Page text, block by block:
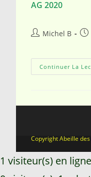
AG 2020
Michel B
Continuer La
Copyright Abeille
1 visiteur(s) en